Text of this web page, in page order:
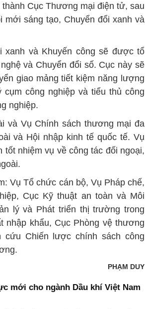
Cục Thương mại điện tử, sau
sáng tạo, Chuyển đổi xanh và
xanh và Khuyến công sẽ được tổ
và Chuyển đổi số. Cục này sẽ
giao mảng tiết kiệm năng lượng
công nghiệp và tiểu thủ công
nghiệp.
và Vụ Chính sách thương mại đa
và Hội nhập kinh tế quốc tế. Vụ
nhiệm vụ về công tác đối ngoại,
Vụ Tổ chức cán bộ, Vụ Pháp chế,
Cục Kỹ thuật an toàn và Môi
lý và Phát triển thị trường trong
nhập khẩu, Cục Phòng vệ thương
cứu Chiến lược chính sách công
PHẠM DUY
mới cho ngành Dầu khí Việt Nam